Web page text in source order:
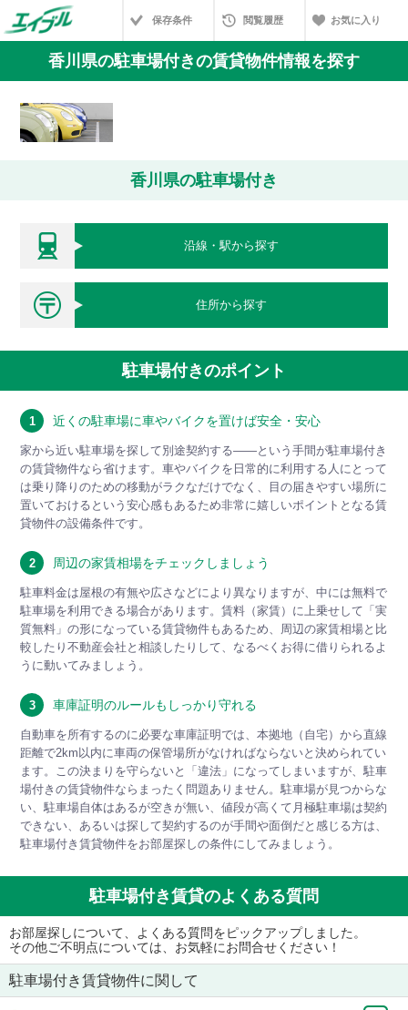
保存条件 閲覧履歴 お気に入り
香川県の駐車場付きの賃貸物件情報を探す
香川県の駐車場付き
沿線・駅から探す
住所から探す
駐車場付きのポイント
1 近くの駐車場に車やバイクを置けば安全・安心
家から近い駐車場を探して別途契約する――という手間が駐車場付き
の賃貸物件なら省けます。車やバイクを日常的に利用する人にとって
は乗り降りのための移動がラクなだけでなく、目の届きやすい場所に
置いておけるという安心感もあるため非常に嬉しいポイントとなる賃
貸物件の設備条件です。
2 周辺の家賃相場をチェックしましょう
駐車料金は屋根の有無や広さなどにより異なりますが、中には無料で
駐車場を利用できる場合があります。賃料（家賃）に上乗せして「実
質無料」の形になっている賃貸物件もあるため、周辺の家賃相場と比
較したり不動産会社と相談したりして、なるべくお得に借りられるよ
うに動いてみましょう。
3 車庫証明のルールもしっかり守れる
自動車を所有するのに必要な車庫証明では、本拠地（自宅）から直線
距離で2km以内に車両の保管場所がなければならないと決められてい
ます。この決まりを守らないと「違法」になってしまいますが、駐車
場付きの賃貸物件ならまったく問題ありません。駐車場が見つからな
い、駐車場自体はあるが空きが無い、値段が高くて月極駐車場は契約
できない、あるいは探して契約するのが手間や面倒だと感じる方は、
駐車場付き賃貸物件をお部屋探しの条件にしてみましょう。
駐車場付き賃貸のよくある質問
お部屋探しについて、よくある質問をピックアップしました。
その他ご不明点については、お気軽にお問合せください！
駐車場付き賃貸物件に関して